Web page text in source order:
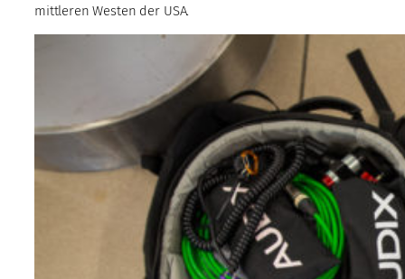
mittleren Westen der USA.